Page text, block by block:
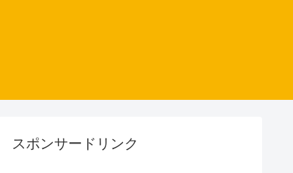
スポンサードリンク